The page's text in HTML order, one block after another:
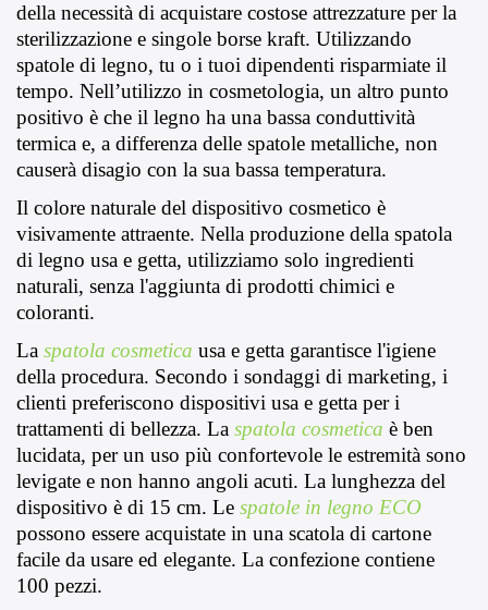
della necessità di acquistare costose attrezzature per la
sterilizzazione e singole borse kraft. Utilizzando
spatole di legno, tu o i tuoi dipendenti risparmiate il
tempo. Nell’utilizzo in cosmetologia, un altro punto
positivo è che il legno ha una bassa conduttività
termica e, a differenza delle spatole metalliche, non
causerà disagio con la sua bassa temperatura.
Il colore naturale del dispositivo cosmetico è
visivamente attraente. Nella produzione della spatola
di legno usa e getta, utilizziamo solo ingredienti
naturali, senza l'aggiunta di prodotti chimici e
coloranti.
La spatola cosmetica usa e getta garantisce l'igiene
della procedura. Secondo i sondaggi di marketing, i
clienti preferiscono dispositivi usa e getta per i
trattamenti di bellezza. La spatola cosmetica è ben
lucidata, per un uso più confortevole le estremità sono
levigate e non hanno angoli acuti. La lunghezza del
dispositivo è di 15 cm. Le spatole in legno ECO
possono essere acquistate in una scatola di cartone
facile da usare ed elegante. La confezione contiene
100 pezzi.